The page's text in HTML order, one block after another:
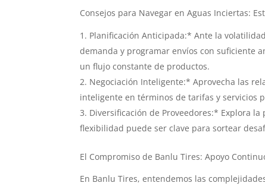
Consejos para Navegar en Aguas Inciertas:
Planificación Anticipada:* Ante la
demanda y programar envíos con suficiente
un flujo constante de productos.
Negociación Inteligente:* Aprovecha las
inteligente en términos de tarifas y servicios
Diversificación de Proveedores:* Explora
flexibilidad puede ser clave para sortear
El Compromiso de Banlu Tires: Apoyo
En Banlu Tires, entendemos las